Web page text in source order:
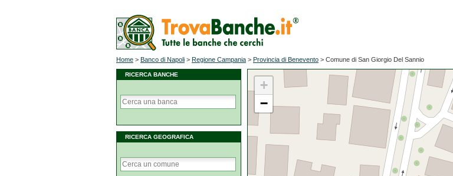
Home > Banco di Napoli > Regione Campania > Provincia di Benevento > Comune di San Giorgio Del Sannio
RICERCA BANCHE
RICERCA GEOGRAFICA
+
−